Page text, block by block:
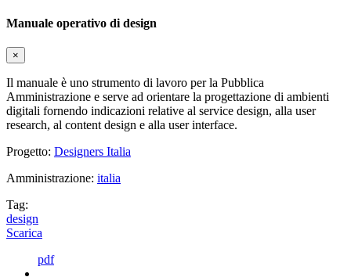
Manuale operativo di design
×
Il manuale è uno strumento di lavoro per la Pubblica
Amministrazione e serve ad orientare la progettazione di ambienti
digitali fornendo indicazioni relative al service design, alla user
research, al content design e alla user interface.
Progetto: Designers Italia
Amministrazione: italia
Tag:
design
Scarica
pdf